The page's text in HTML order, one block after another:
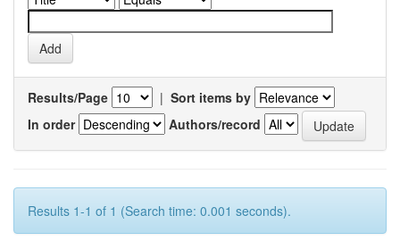
Results/Page | Sort items by
In order
Authors/record
Results 1-1 of 1 (Search time: 0.001 seconds).